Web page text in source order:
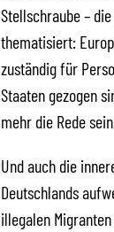
Stellschraube –
thematisiert:
zuständig für
Staaten gezogen
mehr die Rede
Und auch die
Deutschlands
illegalen